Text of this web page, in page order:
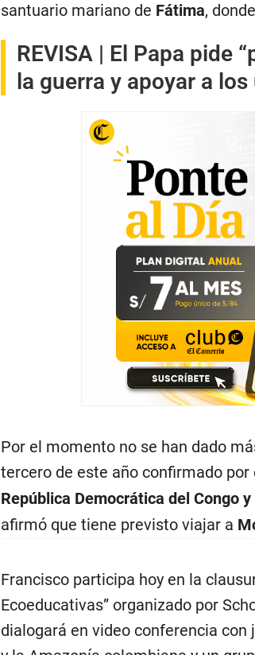
santuario mariano de Fátima,
REVISA | El Papa pide
la guerra y apoyar a
Por el momento no se han dado
tercero de este año confirmado
República Democrática del Congo
afirmó que tiene previsto viajar a
Francisco participa hoy en la
Ecoeducativas” organizado por
dialogará en video conferencia con